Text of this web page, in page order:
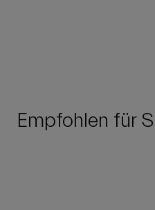
Empfohlen für